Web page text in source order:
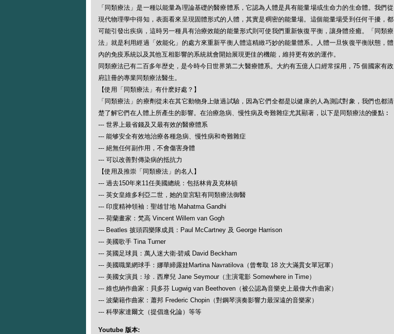
「同類療法」是一種以能量為理論基礎的醫療體系，它認為人體是具有能量場或生命力的生命體。我們從
現代物理學中得知，表面看來呈現固體形式的人體，其實是稠密的能量場。這個能量場受到任何干擾，都
可能引發出疾病，這時另一種具有治療效能的能量形式則可使我們重新恢復平衡，讓身體痊癒。「同類療
法」就是利用經過「效能化」的處方來重新平衡人體這精緻巧妙的能量體系。人體一旦恢復平衡狀態，體
內的免疫系統以及其他互相影響的系統就會開始展現更佳的機能，維持更有效的運作。
同類療法已有二百多年歴史，是今時今日世界第二大醫療體系。大約有五億人口經常採用，75 個國家有政
府註冊的專業同類療法醫生。
【使用「同類療法」有什麽好處？】
「同類療法」的療劑從未在其它動物身上做過試驗，因為它們全都是以健康的人為測試對象，我們也都清
楚了解它們在人體上所產生的影響。在治療急病、慢性病及奇難雜症尤其顯著，以下是同類療法的優點︰
--- 世界上最省錢及又最有效的醫療體系
--- 能够安全有效地治療各種急病、慢性病和奇難雜症
--- 絕無任何副作用，不會傷害身體
--- 可以改善對傳染病的抵抗力
【使用及推崇「同類療法」的名人】
--- 過去150年來11任美國總統：包括林肯及克林頓
--- 英女皇維多利亞二世，她的皇宮駐有同類療法御醫
--- 印度精神領袖：聖雄甘地 Mahatma Gandhi
--- 荷蘭畫家：梵高 Vincent Willem van Gogh
--- Beatles 披頭四樂隊成員：Paul McCartney 及 George Harrison
--- 美國歌手 Tina Turner
--- 英國足球員：萬人迷大衛‧碧咸 David Beckham
--- 美國職業網球手：娜華締露娃Martina Navratilova（曾奪取 18 次大滿貫女單冠軍）
--- 美國女演員：珍．西摩兒 Jane Seymour（主演電影 Somewhere in Time）
--- 維也納作曲家：貝多芬 Lugwig van Beethoven（被公認為音樂史上最偉大作曲家）
--- 波蘭籍作曲家：蕭邦 Frederic Chopin（對鋼琴演奏影響力最深遠的音樂家）
--- 科學家達爾文（提倡進化論）等等
Youtube 版本: